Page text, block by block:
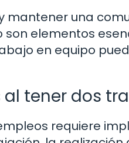
mantener una
elementos
en equipo
tener dos
requiere